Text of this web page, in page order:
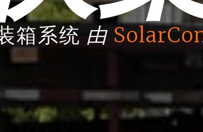
箱系统 由